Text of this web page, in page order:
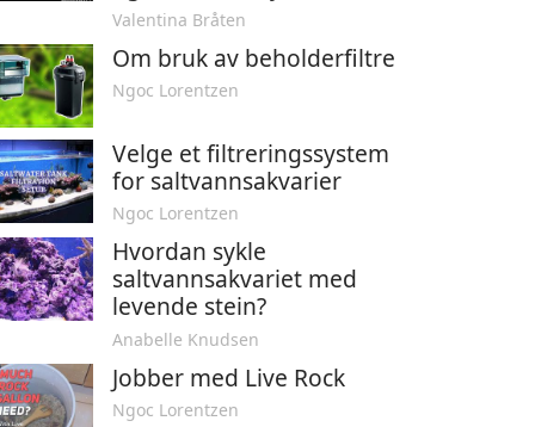
Valentina Bråten
Om bruk av beholderfiltre
Ngoc Lorentzen
Velge et filtreringssystem
for saltvannsakvarier
Ngoc Lorentzen
Hvordan sykle
saltvannsakvariet med
levende stein?
Anabelle Knudsen
Jobber med Live Rock
Ngoc Lorentzen